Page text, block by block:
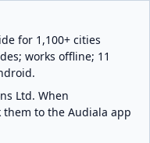
for 1,100+ cities
works offline; 11
Ltd. When
to the Audiala app